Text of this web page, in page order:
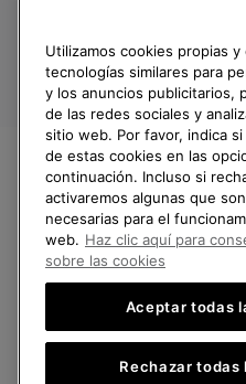
Devoluciones
Desistir del contrato
Estado del pedido
Envío
Pago
Preguntas frecuentes
España
SOREL.Reservados todos
Utilizamos cookies propias
tecnologías similares para
y los anuncios publicitarios,
de las redes sociales y
sitio web. Por favor, indica
de estas cookies en las
continuación. Incluso si
activaremos algunas que
necesarias para el
web. Haz clic aquí para
sobre las cookies
Aceptar todas
Rechazar todas